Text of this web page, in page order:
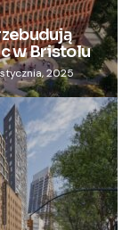
w Bristolu
stycznia, 2025
dla kobiet w